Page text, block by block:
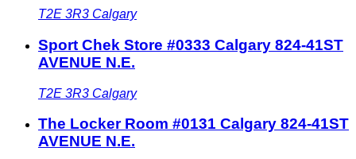
T2E 3R3 Calgary
Sport Chek Store #0333 Calgary 824-41ST
AVENUE N.E.
T2E 3R3 Calgary
The Locker Room #0131 Calgary 824-41ST
AVENUE N.E.